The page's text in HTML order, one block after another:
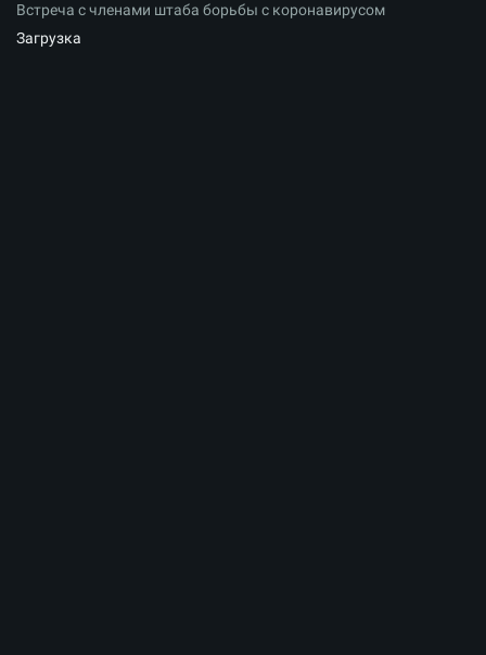
Встреча с членами штаба борьбы с коронавирусом
Загрузка